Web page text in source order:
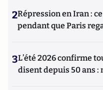
2Répression en Iran :
pendant que Paris
3L’été 2026 confirme
disent depuis 50 ans :